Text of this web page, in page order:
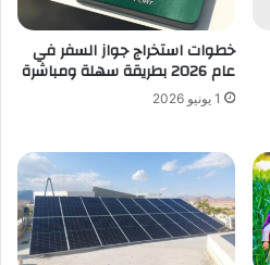
خطوات استخراج جواز السفر في
عام 2026 بطريقة سهلة ومباشرة
1 يونيو 2026